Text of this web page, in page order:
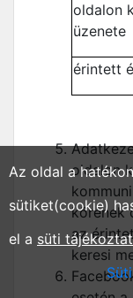
oldalon
üzenete
érintett
oldalon
körének
az
keresi
Az oldal a
sütiket(cookie)
el a süti